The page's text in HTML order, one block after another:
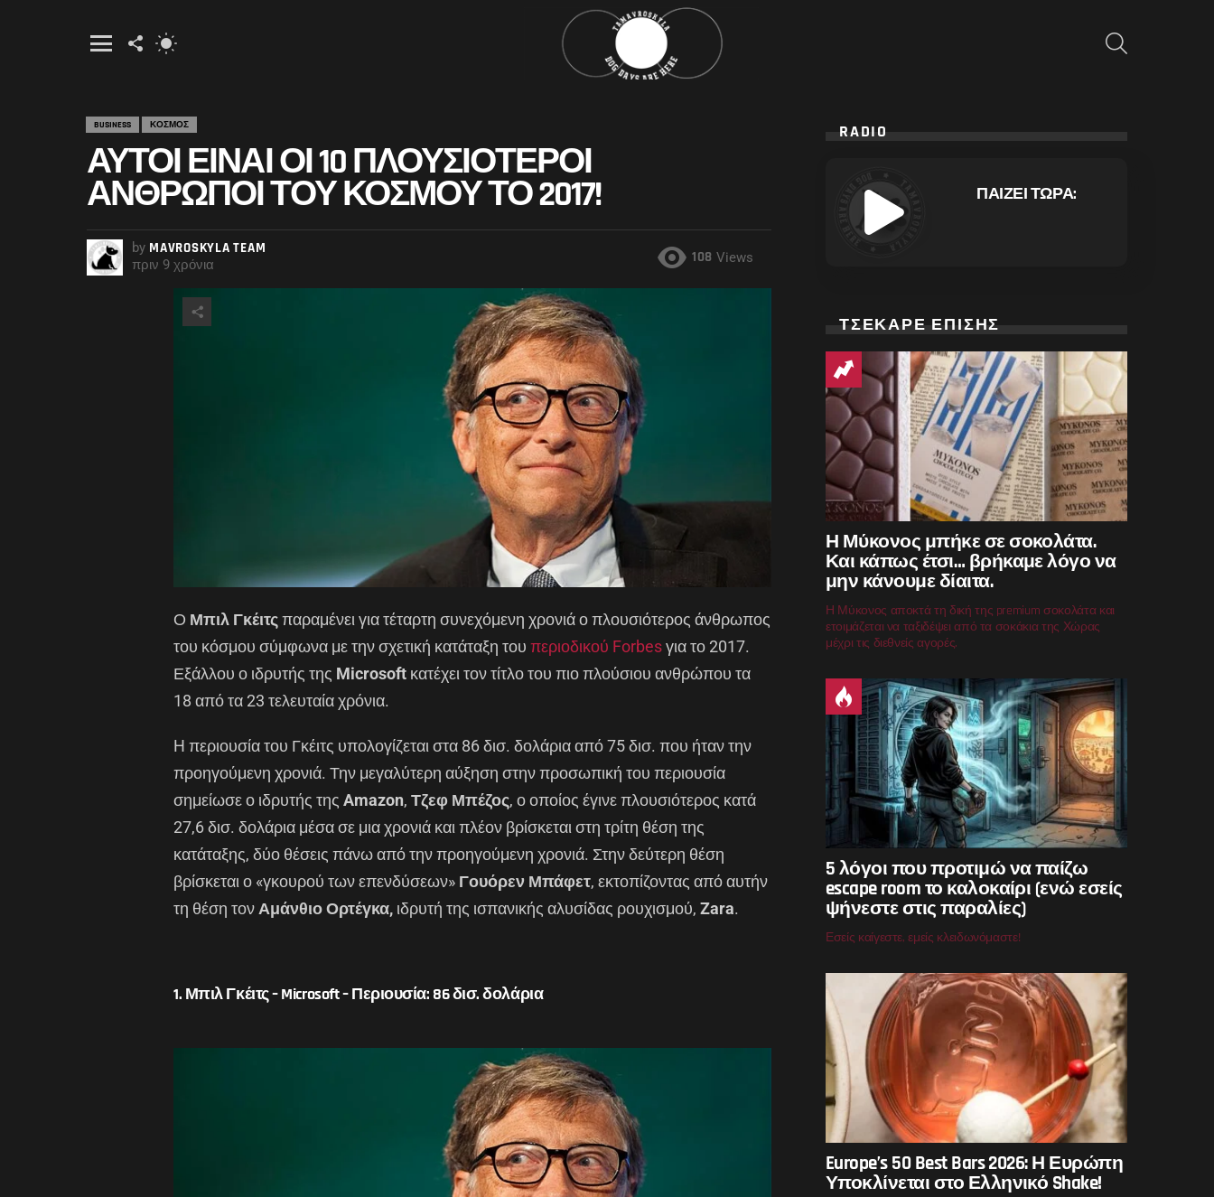
FOLLOW
BUSINESS ΚΟΣΜΟΣ
ΑΥΤΟΊ ΕΊΝΑΙ ΟΙ 10 ΠΛΟΥΣΙΌΤΕΡΟΙ
ΆΝΘΡΩΠΟΙ ΤΟΥ ΚΌΣΜΟΥ ΤΟ 2017!
by MAVROSKYLA TEAM
πριν 9 χρόνια 108 Views
Ο Μπιλ Γκέιτςπαραμένει για τέταρτη συνεχόμενη χρονιά ο πλουσιότερος άνθρωπος
του κόσμου σύμφωνα με την σχετική κατάταξη του περιοδικού Forbesγια το 2017.
Εξάλλου ο ιδρυτής της Microsoft κατέχει τον τίτλο του πιο πλούσιου ανθρώπου τα
18 από τα 23 τελευταία χρόνια.
H περιουσία του Γκέιτς υπολογίζεται στα 86 δισ. δολάρια από 75 δισ. που ήταν την
προηγούμενη χρονιά. Την μεγαλύτερη αύξηση στην προσωπική του περιουσία
σημείωσε ο ιδρυτής της Amazon, Τζεφ Μπέζος, ο οποίος έγινε πλουσιότερος κατά
27,6 δισ. δολάρια μέσα σε μια χρονιά και πλέον βρίσκεται στη τρίτη θέση της
κατάταξης, δύο θέσεις πάνω από την προηγούμενη χρονιά. Στην δεύτερη θέση
βρίσκεται ο «γκουρού των επενδύσεων» Γουόρεν Μπάφετ, εκτοπίζοντας από αυτήν
τη θέση τον Αμάνθιο Ορτέγκα, ιδρυτή της ισπανικής αλυσίδας ρουχισμού, Zara.
1. Μπιλ Γκέιτς – Microsoft – Περιουσία: 86 δισ. δολάρια
RADIO
ΠΑΙΖΕΙ ΤΩΡΑ:
ΤΣΕΚΑΡΕ ΕΠΙΣΗΣ
Η Μύκονος μπήκε σε σοκολάτα.
Και κάπως έτσι… βρήκαμε λόγο να
μην κάνουμε δίαιτα.
Η Μύκονος αποκτά τη δική της premium σοκολάτα και
ετοιμάζεται να ταξιδέψει από τα σοκάκια της Χώρας
μέχρι τις διεθνείς αγορές.
5 λόγοι που προτιμώ να παίζω
escape room το καλοκαίρι (ενώ εσείς
ψήνεστε στις παραλίες)
Εσείς καίγεστε, εμείς κλειδωνόμαστε!
Europe’s 50 Best Bars 2026: Η Ευρώπη
Υποκλίνεται στο Ελληνικό Shake!